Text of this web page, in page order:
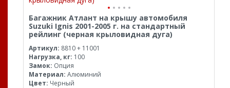
Багажник Атлант на крышу автомобиля
Suzuki Ignis 2001-2005 г. на стандартный
рейлинг (черная крыловидная дуга)
Артикул: 8810 + 11001
Нагрузка, кг: 100
Замок: Опция
Материал: Алюминий
Цвет: Черный